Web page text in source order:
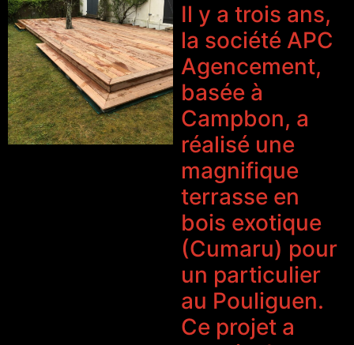
Il y a trois ans,
la société APC
Agencement,
basée à
Campbon, a
réalisé une
magnifique
terrasse en
bois exotique
(Cumaru) pour
un particulier
au Pouliguen.
Ce projet a